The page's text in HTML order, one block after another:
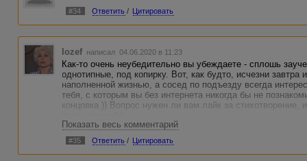
#34 Ответить / Цитировать
Iozef написал 04.06.2020 в 11:23
Как-то очень неубедительно вы убеждаете - сплошь
однотипные, под копирку. Вот, как будто, исчезни завтра
наполненной жизнью, а сосед по подъезду всегда
тебя, с которым вы без интернета никогда бы не
концовка )) Вопрос нужен ли вам лайк за
Показать весь комментарий
#35 Ответить / Цитировать